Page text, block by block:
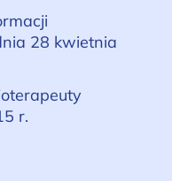
28 kwietnia
r.